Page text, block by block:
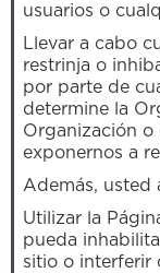
usuarios o
Llevar a cabo
restrinja o
por parte de
determine la
Organización o
exponernos a
Además, usted
Utilizar la
pueda
sitio o interferir